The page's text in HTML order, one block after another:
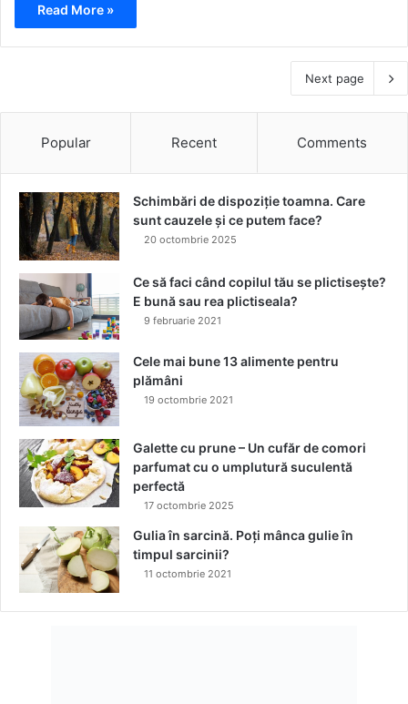
Read More »
Next page
Popular Recent Comments
Schimbări de dispoziție toamna. Care
sunt cauzele și ce putem face?
20 octombrie 2025
Ce să faci când copilul tău se plictisește?
E bună sau rea plictiseala?
9 februarie 2021
Cele mai bune 13 alimente pentru
plămâni
19 octombrie 2021
Galette cu prune – Un cufăr de comori
parfumat cu o umplutură suculentă
perfectă
17 octombrie 2025
Gulia în sarcină. Poți mânca gulie în
timpul sarcinii?
11 octombrie 2021